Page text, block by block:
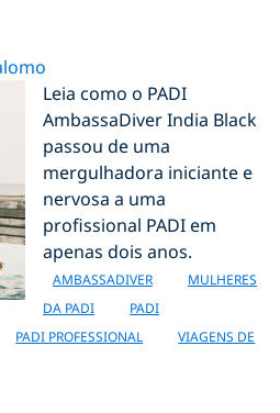
Leia como o PADI
AmbassaDiver India Black
passou de uma
mergulhadora iniciante e
nervosa a uma
profissional PADI em
apenas dois anos.
AMBASSADIVER
MULHERES
DA PADI
PADI
PADI PROFESSIONAL
VIAGENS DE